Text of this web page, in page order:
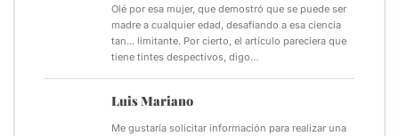
Olé por esa mujer, que demostró que se puede ser
madre a cualquier edad, desafiando a esa ciencia
tan... limitante. Por cierto, el artículo pareciera que
tiene tintes despectivos, digo…
Luis Mariano
Me gustaría solicitar información para realizar una